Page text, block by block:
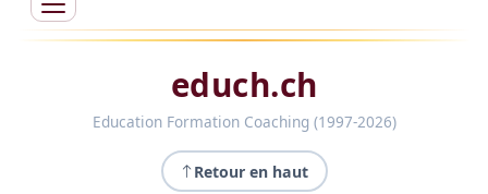
educh.ch
Education Formation Coaching (1997-2026)
Retour en haut